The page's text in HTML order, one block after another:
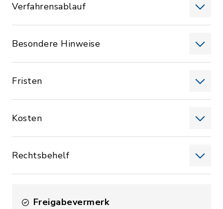
Verfahrensablauf
Besondere Hinweise
Fristen
Kosten
Rechtsbehelf
Freigabevermerk